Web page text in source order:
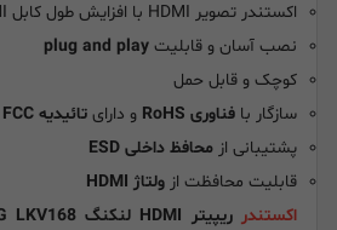
اکستندر تصویر HDMI با افزایش طول کابل HDMI تا
نصب آسان و قابلیت plug and play
کوچک و قابل حمل
سازگار با فناوری RoHS و دارای تائیدیه FCC و CE
پشتیبانی از محافظ داخلی ESD
قابلیت محافظت از ولتاژ HDMI
اکستندرریپیتر HDMI لنکنگ LENKENG LKV168